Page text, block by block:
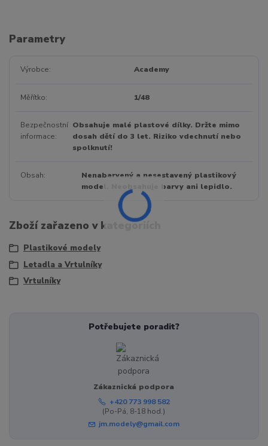
Parametry
Výrobce Academy
Měřítko 1/48
Bezpečnostní
informace
Obsahuje malé plastové dílky. Držte mimo
dosah dětí do 3 let. Riziko vdechnutí nebo
spolknutí!
Obsah
Nenabarvený a nesestavený plastikový
model. Neobsahuje barvy ani lepidlo.
Zboží zařazeno v kategoriích
Plastikové modely
Letadla a Vrtulníky
Vrtulníky
Potřebujete poradit?
Zákaznická podpora
+420 773 998 582
(Po-Pá, 8-18 hod.)
jm.modely@gmail.com